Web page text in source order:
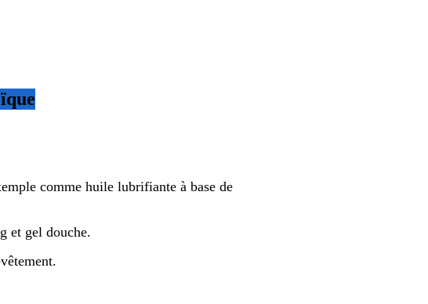
comme huile lubrifiante à base de
et gel douche.